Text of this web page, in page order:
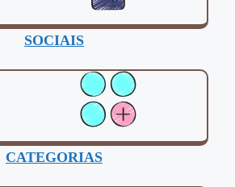
SOCIAIS
CATEGORIAS